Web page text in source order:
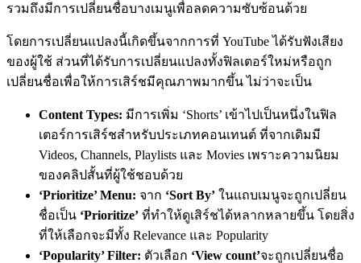
รวมถึงมีการเปลี่ยนชื่อบางเมนูเพื่อลดความซับซ้อนด้วย
โดยการเปลี่ยนแปลงนี้เกิดขึ้นจากการที่ YouTube ได้รับฟังเสียง
ของผู้ใช้ ส่วนที่ได้รับการเปลี่ยนแปลงทั้งฟิลเตอร์ใหม่หรือถูก
เปลี่ยนชื่อเพื่อให้การเสิร์ชมีคุณภาพมากขึ้น ไม่ว่าจะเป็น
Content Types: มีการเพิ่ม ‘Shorts’ เข้าไปเป็นหนึ่งในฟิล
เตอร์การเสิร์ชสำหรับประเภทคอนเทนต์ ที่จากเดิมมี
Videos, Channels, Playlists และ Movies เพราะความนิยม
ของคลิปสั้นที่ผู้ใช้ชอบด้วย
‘Prioritize’ Menu: จาก ‘Sort By’ ในแถบเมนูจะถูกเปลี่ยน
ชื่อเป็น ‘Prioritize’ ที่ทำให้ดูเสิร์ชได้หลากหลายขึ้น โดยสิ่ง
ที่ให้เลือกจะมีทั้ง Relevance และ Popularity
‘Popularity’ Filter: ตัวเลือก ‘View count’จะถูกเปลี่ยนชื่อ